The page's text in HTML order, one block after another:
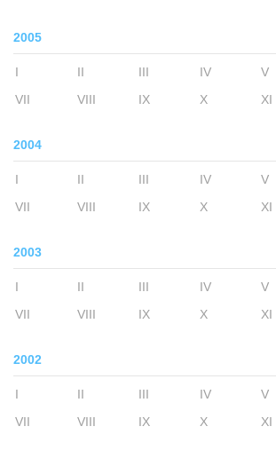
2005
I II III IV V
VII
VIII IX X XI
2004
I II III IV V
VII
VIII IX X XI
2003
I II III IV V
VII
VIII IX X XI
2002
I II III IV V
VII
VIII IX X XI